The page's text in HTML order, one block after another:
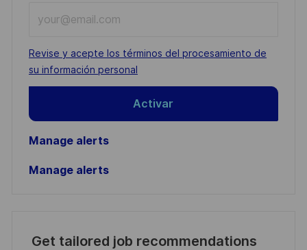
Email
address
(Required)
Required
Revise y acepte los términos del procesamiento de
su información personal
Activar
Manage alerts
Manage alerts
Get tailored job recommendations